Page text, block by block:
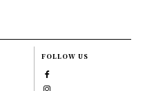
FOLLOW US